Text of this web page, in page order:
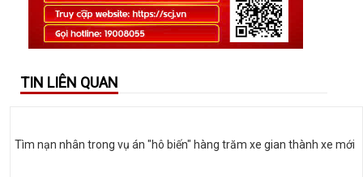
TIN LIÊN QUAN
Tìm nạn nhân trong vụ án "hô biến" hàng trăm xe gian thành xe mới